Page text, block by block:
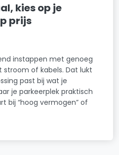
kies op je
prijs
instappen met genoeg
stroom of kabels. Dat lukt
past bij wat je
je parkeerplek praktisch
bij “hoog vermogen” of